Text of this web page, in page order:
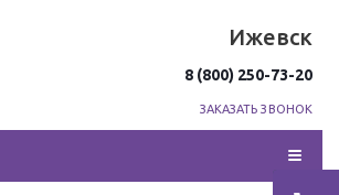
Ижевск
8 (800) 250-73-20
ЗАКАЗАТЬ ЗВОНОК